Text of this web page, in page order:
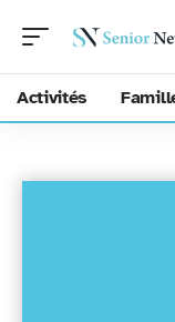
Activités